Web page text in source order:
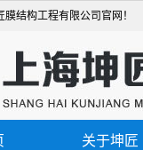
结构工程有限公司官网！
关于坤匠